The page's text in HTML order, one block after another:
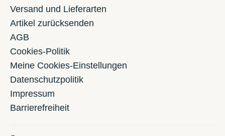
Versand und Lieferarten
Artikel zurücksenden
AGB
Cookies-Politik
Meine Cookies-Einstellungen
Datenschutzpolitik
Impressum
Barrierefreiheit